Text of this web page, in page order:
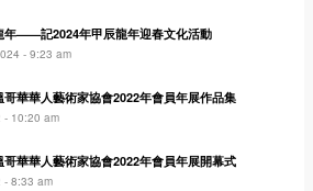
年——記2024年甲辰龍年迎春文化活動
- 9:23 am
哥華華人藝術家協會2022年會員年展作品集
- 10:20 am
哥華華人藝術家協會2022年會員年展開幕式
- 8:33 am